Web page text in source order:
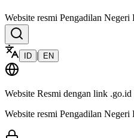
Website resmi Pengadilan Negeri
ID | EN
Website Resmi dengan link .go.id
Website resmi Pengadilan Negeri